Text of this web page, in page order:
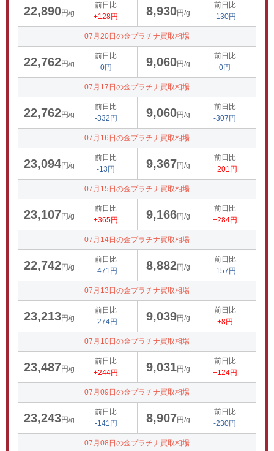
22,890円/g
前日比
+128円
8,930円/g
前日比
-130円
07月20日の金プラチナ買取相場
22,762円/g
前日比
0円
9,060円/g
前日比
0円
07月17日の金プラチナ買取相場
22,762円/g
前日比
-332円
9,060円/g
前日比
-307円
07月16日の金プラチナ買取相場
23,094円/g
前日比
-13円
9,367円/g
前日比
+201円
07月15日の金プラチナ買取相場
23,107円/g
前日比
+365円
9,166円/g
前日比
+284円
07月14日の金プラチナ買取相場
22,742円/g
前日比
-471円
8,882円/g
前日比
-157円
07月13日の金プラチナ買取相場
23,213円/g
前日比
-274円
9,039円/g
前日比
+8円
07月10日の金プラチナ買取相場
23,487円/g
前日比
+244円
9,031円/g
前日比
+124円
07月09日の金プラチナ買取相場
23,243円/g
前日比
-141円
8,907円/g
前日比
-230円
07月08日の金プラチナ買取相場